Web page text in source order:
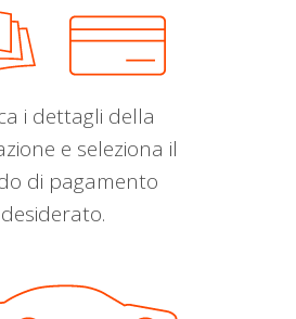
i dettagli della
e seleziona il
di pagamento
desiderato.